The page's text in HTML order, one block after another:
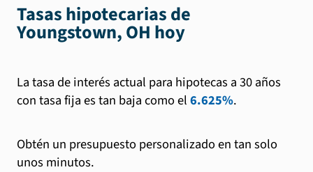
Tasas hipotecarias de
Youngstown, OH hoy
La tasa de interés actual para hipotecas a 30 años
con tasa fija es tan baja como el6.625%.
Obtén un presupuesto personalizado en tan solo
unos minutos.